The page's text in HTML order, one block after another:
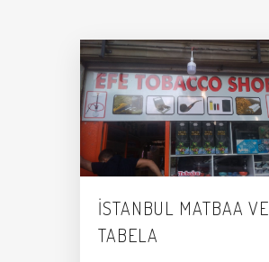
İSTANBUL MATBAA VE
TABELA